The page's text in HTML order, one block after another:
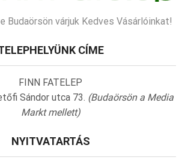
Budaörsön várjuk Kedves Vásárlóinkat!
CÍME
FINN FATELEP
Sándor utca 73. (Budaörsön a Media
Markt mellett)
NYITVATARTÁS